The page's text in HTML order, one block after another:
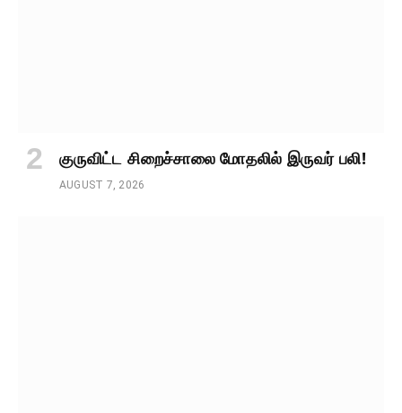
குருவிட்ட சிறைச்சாலை மோதலில் இருவர் பலி!
AUGUST 7, 2026